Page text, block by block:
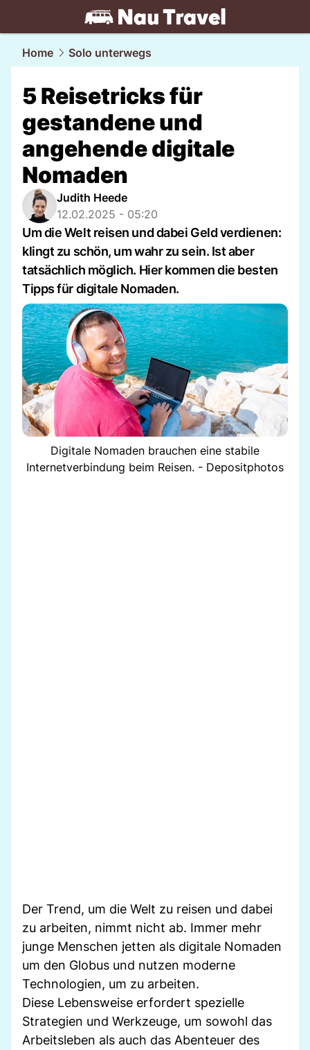
travel.NAU.ch
Home Solo unterwegs
5 Reisetricks für
gestandene und
angehende digitale
Nomaden
Judith Heede
12.02.2025 - 05:20
Um die Welt reisen und dabei Geld verdienen:
klingt zu schön, um wahr zu sein. Ist aber
tatsächlich möglich. Hier kommen die besten
Tipps für digitale Nomaden.
Digitale Nomaden brauchen eine stabile
Internetverbindung beim Reisen. - Depositphotos
Der Trend, um die Welt zu reisen und dabei
zu arbeiten, nimmt nicht ab. Immer mehr
junge Menschen jetten als digitale Nomaden
um den Globus und nutzen moderne
Technologien, um zu arbeiten.
Diese Lebensweise erfordert spezielle
Strategien und Werkzeuge, um sowohl das
Arbeitsleben als auch das Abenteuer des